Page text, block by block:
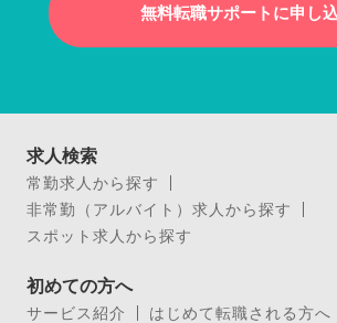
無料転職サポートに申し
求人検索
常勤求人から探す
非常勤（アルバイト）求人から探す
スポット求人から探す
初めての方へ
サービス紹介
はじめて転職される方へ